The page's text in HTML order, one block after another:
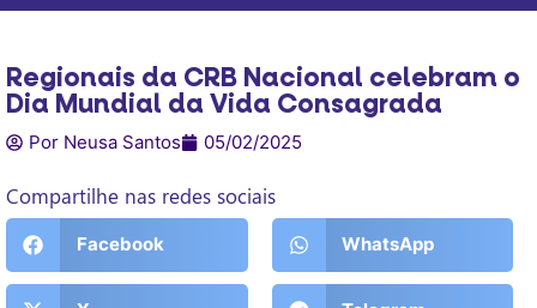
Regionais da CRB Nacional celebram o
Dia Mundial da Vida Consagrada
Por Neusa Santos 05/02/2025
Compartilhe nas redes sociais
Facebook WhatsApp